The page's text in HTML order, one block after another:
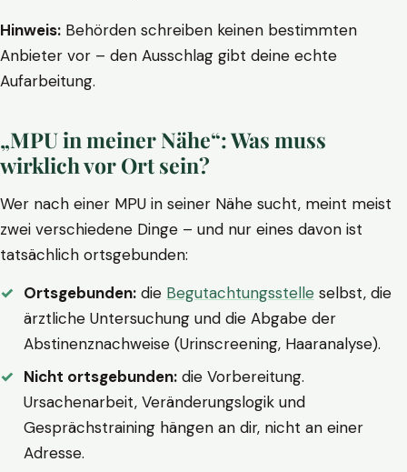
Hinweis: Behörden schreiben keinen bestimmten
Anbieter vor – den Ausschlag gibt deine echte
Aufarbeitung.
„MPU in meiner Nähe“: Was muss
wirklich vor Ort sein?
Wer nach einer MPU in seiner Nähe sucht, meint meist
zwei verschiedene Dinge – und nur eines davon ist
tatsächlich ortsgebunden:
Ortsgebunden: die Begutachtungsstelle selbst, die
ärztliche Untersuchung und die Abgabe der
Abstinenznachweise (Urinscreening, Haaranalyse).
Nicht ortsgebunden: die Vorbereitung.
Ursachenarbeit, Veränderungslogik und
Gesprächstraining hängen an dir, nicht an einer
Adresse.